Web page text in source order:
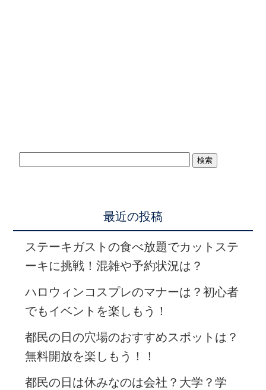
最近の投稿
ステーキガストの食べ放題でカットステ
ーキに挑戦！混雑や予約状況は？
ハロウィンコスプレのマナーは？初心者
でもイベントを楽しもう！
都民の日の穴場のおすすめスポットは？
無料開放を楽しもう！！
都民の日は休みなのは会社？大学？学